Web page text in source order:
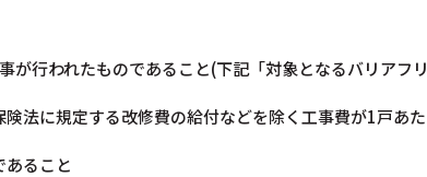
行われたものであること(下記「対象となるバリアフリ
法に規定する改修費の給付などを除く工事費が1戸あた
ること